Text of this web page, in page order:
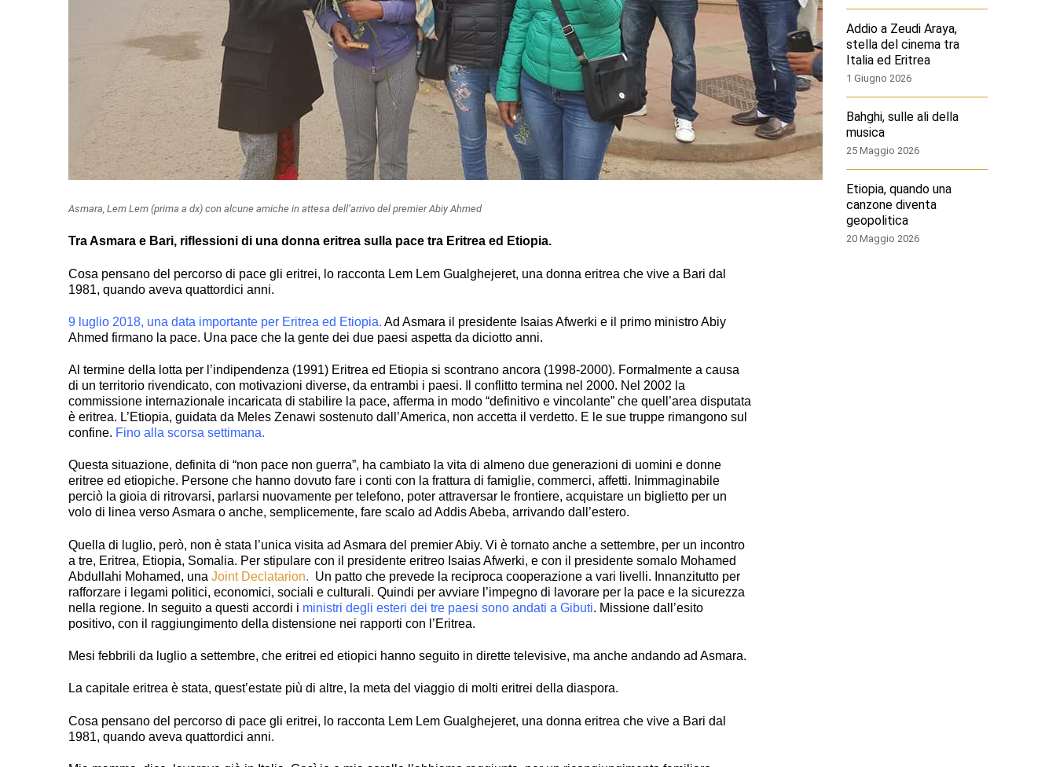
Asmara, Lem Lem (prima a dx) con alcune amiche in attesa dell’arrivo del premier Abiy Ahmed
Tra Asmara e Bari, riflessioni di una donna eritrea sulla pace tra Eritrea ed Etiopia.
Cosa pensano del percorso di pace gli eritrei, lo racconta Lem Lem Gualghejeret, una donna eritrea che vive a Bari dal
1981, quando aveva quattordici anni.
9 luglio 2018, una data importante per Eritrea ed Etiopia. Ad Asmara il presidente Isaias Afwerki e il primo ministro Abiy
Ahmed firmano la pace. Una pace che la gente dei due paesi aspetta da diciotto anni.
Al termine della lotta per l’indipendenza (1991) Eritrea ed Etiopia si scontrano ancora (1998-2000). Formalmente a causa
di un territorio rivendicato, con motivazioni diverse, da entrambi i paesi. Il conflitto termina nel 2000. Nel 2002 la
commissione internazionale incaricata di stabilire la pace, afferma in modo “definitivo e vincolante” che quell’area disputata
è eritrea. L’Etiopia, guidata da Meles Zenawi sostenuto dall’America, non accetta il verdetto. E le sue truppe rimangono sul
confine. Fino alla scorsa settimana.
Questa situazione, definita di “non pace non guerra”, ha cambiato la vita di almeno due generazioni di uomini e donne
eritree ed etiopiche. Persone che hanno dovuto fare i conti con la frattura di famiglie, commerci, affetti. Inimmaginabile
perciò la gioia di ritrovarsi, parlarsi nuovamente per telefono, poter attraversar le frontiere, acquistare un biglietto per un
volo di linea verso Asmara o anche, semplicemente, fare scalo ad Addis Abeba, arrivando dall’estero.
Quella di luglio, però, non è stata l’unica visita ad Asmara del premier Abiy. Vi è tornato anche a settembre, per un incontro
a tre, Eritrea, Etiopia, Somalia. Per stipulare con il presidente eritreo Isaias Afwerki, e con il presidente somalo Mohamed
Abdullahi Mohamed, una Joint Declatarion. Un patto che prevede la reciproca cooperazione a vari livelli. Innanzitutto per
rafforzare i legami politici, economici, sociali e culturali. Quindi per avviare l’impegno di lavorare per la pace e la sicurezza
nella regione. In seguito a questi accordi i ministri degli esteri dei tre paesi sono andati a Gibuti. Missione dall’esito
positivo, con il raggiungimento della distensione nei rapporti con l’Eritrea.
Mesi febbrili da luglio a settembre, che eritrei ed etiopici hanno seguito in dirette televisive, ma anche andando ad Asmara.
La capitale eritrea è stata, quest’estate più di altre, la meta del viaggio di molti eritrei della diaspora.
Cosa pensano del percorso di pace gli eritrei, lo racconta Lem Lem Gualghejeret, una donna eritrea che vive a Bari dal
1981, quando aveva quattordici anni.
Addio a Zeudi Araya,
stella del cinema tra
Italia ed Eritrea
1 Giugno 2026
Bahghi, sulle ali della
musica
25 Maggio 2026
Etiopia, quando una
canzone diventa
geopolitica
20 Maggio 2026